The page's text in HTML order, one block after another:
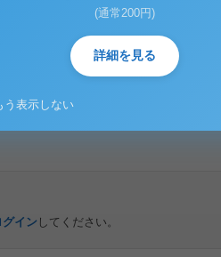
に与える影響の検討
介効果
関連
グイン してください。
(通常200円)
詳細を見る
う表示しない